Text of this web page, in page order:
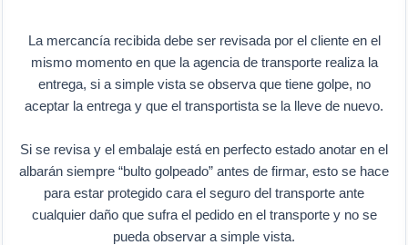
La mercancía recibida debe ser revisada por el cliente en el
mismo momento en que la agencia de transporte realiza la
entrega, si a simple vista se observa que tiene golpe, no
aceptar la entrega y que el transportista se la lleve de nuevo.
Si se revisa y el embalaje está en perfecto estado anotar en el
albarán siempre “bulto golpeado” antes de firmar, esto se hace
para estar protegido cara el seguro del transporte ante
cualquier daño que sufra el pedido en el transporte y no se
pueda observar a simple vista.